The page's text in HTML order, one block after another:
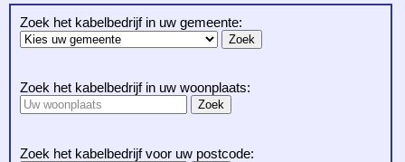
Zoek het kabelbedrijf in uw gemeente:
Zoek het kabelbedrijf in uw woonplaats:
Zoek het kabelbedrijf voor uw postcode: